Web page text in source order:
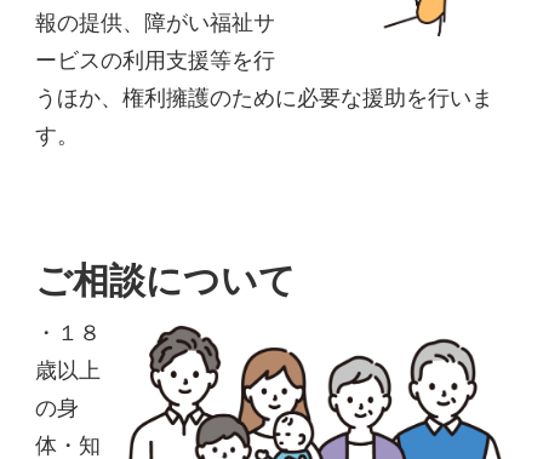
報の提供、障がい福祉サ
ービスの利用支援等を行
うほか、権利擁護のために必要な援助を行いま
す。
ご相談について
・１８
歳以上
の身
体・知